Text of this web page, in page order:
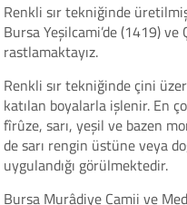
Renkli sır tekniğinde
Bursa Yeşilcami’de (1419)
rastlamaktayız.
Renkli sır tekniğinde çini
katılan boyalarla işlenir. En
fîrûze, sarı, yeşil ve bazen
de sarı rengin üstüne veya
uygulandığı görülmektedir.
Bursa Murâdiye Camii ve